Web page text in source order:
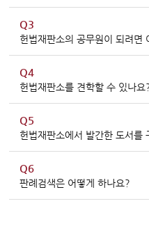
Q3
헌법재판소의 공무원이 되려면
Q4
헌법재판소를 견학할 수 있나요
Q5
헌법재판소에서 발간한 도서를
Q6
판례검색은 어떻게 하나요?